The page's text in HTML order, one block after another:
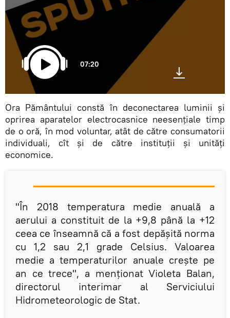
07:20
Ora Pământului constă în deconectarea luminii şi
oprirea aparatelor electrocasnice neesenţiale timp
de o oră, în mod voluntar, atât de către consumatorii
individuali, cît şi de către instituţii şi unități
economice.
"În 2018 temperatura medie anuală a
aerului a constituit de la +9,8 până la +12
ceea ce înseamnă că a fost depășită norma
cu 1,2 sau 2,1 grade Celsius. Valoarea
medie a temperaturilor anuale crește pe
an ce trece", a menționat Violeta Balan,
directorul interimar al Serviciului
Hidrometeorologic de Stat.